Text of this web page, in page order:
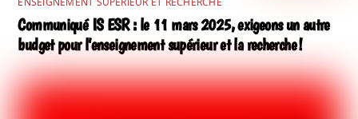
Communiqué IS ESR : le 11 mars 2025, exigeons un autre
budget pour l’enseignement supérieur et la recherche !